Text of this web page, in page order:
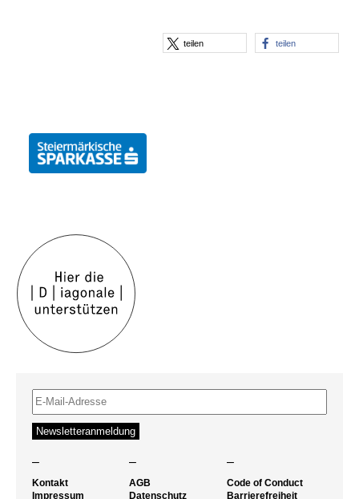
teilen teilen
– – –
Kontakt
Impressum
AGB
Datenschutz
Code of Conduct
Barrierefreiheit